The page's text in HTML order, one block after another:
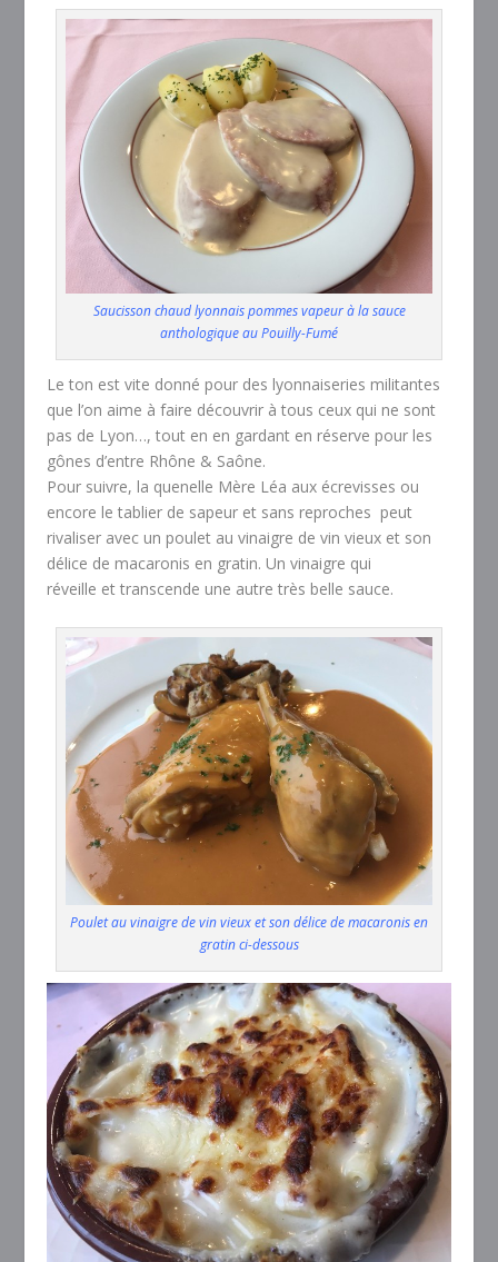
Saucisson chaud lyonnais pommes vapeur à la sauce
anthologique au Pouilly-Fumé
Le ton est vite donné pour des lyonnaiseries militantes
que l’on aime à faire découvrir à tous ceux qui ne sont
pas de Lyon…, tout en en gardant en réserve pour les
gônes d’entre Rhône & Saône.
Pour suivre, la quenelle Mère Léa aux écrevisses ou
encore le tablier de sapeur et sans reproches peut
rivaliser avec un poulet au vinaigre de vin vieux et son
délice de macaronis en gratin. Un vinaigre qui
réveille et transcende une autre très belle sauce.
Poulet au vinaigre de vin vieux et son délice de macaronis en
gratin ci-dessous